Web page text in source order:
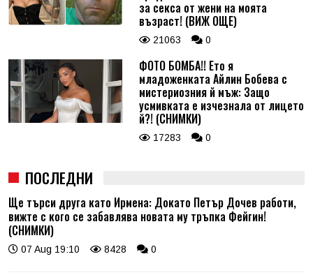
за секса от жени на моята
възраст! (ВИЖ ОЩЕ)
21063 0
ФОТО БОМБА!! Ето я
младоженката Айлин Бобева с
мистериозния й мъж: Защо
усмивката е изчезнала от лицето
й?! (СНИМКИ)
17283 0
ПОСЛЕДНИ
Ще търси друга като Ирмена: Докато Петър Дочев работи,
вижте с кого се забавлява новата му тръпка Фейгин!
(СНИМКИ)
07 Aug 19:10 8428 0